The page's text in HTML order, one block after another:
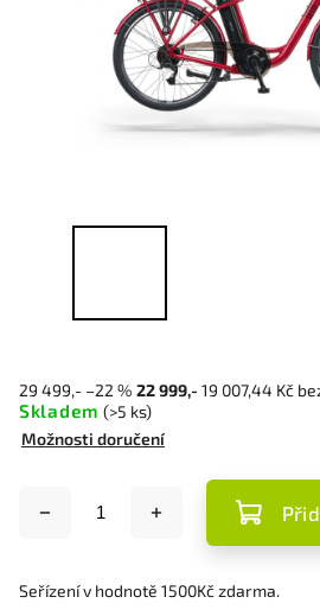
29 499,- –22 % 22 999,- 19 007,44 Kč
Skladem (>5 ks)
Možnosti doručení
Seřízení v hodnotě 1500Kč zdarma.